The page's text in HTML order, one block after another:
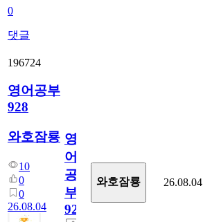
0
댓글
196724
영어공부
928
와호잠룡
10
0
0
26.08.04
영
어
공
부
928
와호잠룡 26.08.04